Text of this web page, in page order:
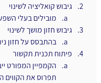
גיבוש קואליציה לשינוי
מובילים בעלי
גיבוש חזון מושך לשינוי
בהתבסס על חזון
פיתוח תכנית תקשור
הקמפיין המפורט
תפרוס את הקווים